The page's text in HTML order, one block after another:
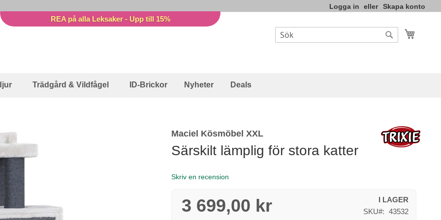
Logga in Skapa konto
REA på alla Leksaker - Upp till 15%
Sök
Trädgård & Vildfågel ID-Brickor Nyheter Deals
Maciel Kösmöbel XXL
Särskilt lämplig för stora katter
Skriv en recension
3 699,00 kr
I LAGER
SKU
43532